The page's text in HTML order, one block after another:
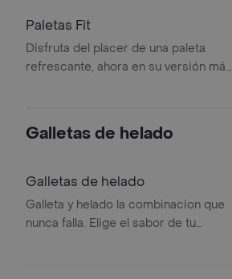
Paletas Fit
Disfruta del placer de una paleta
refrescante, ahora en su versión más
Galletas de helado
Galletas de helado
Galleta y helado la combinacion que
nunca falla. Elige el sabor de tu